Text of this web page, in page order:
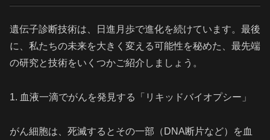
遺伝子診断技術は、日進月歩で進化を続けています。最後
に、私たちの未来を大きく変える可能性を秘めた、最先端
の研究と技術をいくつかご紹介しましょう。
1. 血液一滴でがんを発見する「リキッドバイオプシー」
がん細胞は、死滅するとその一部（DNA断片など）を血